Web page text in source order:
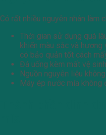
Có rất nhiều nguyên nhân làm
Thời gian sử dụng quá
khiến màu sắc và
có bảo quản tốt cách
Đá uống kèm mất vệ
Nguồn nguyên liệu
Máy ép nước mía